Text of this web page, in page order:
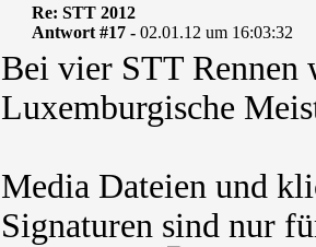
Re: STT 2012
Antwort #17 - 02.01.12 um 16:03:32
Bei vier STT Rennen
Luxemburgische
Media Dateien und
Signaturen sind nur